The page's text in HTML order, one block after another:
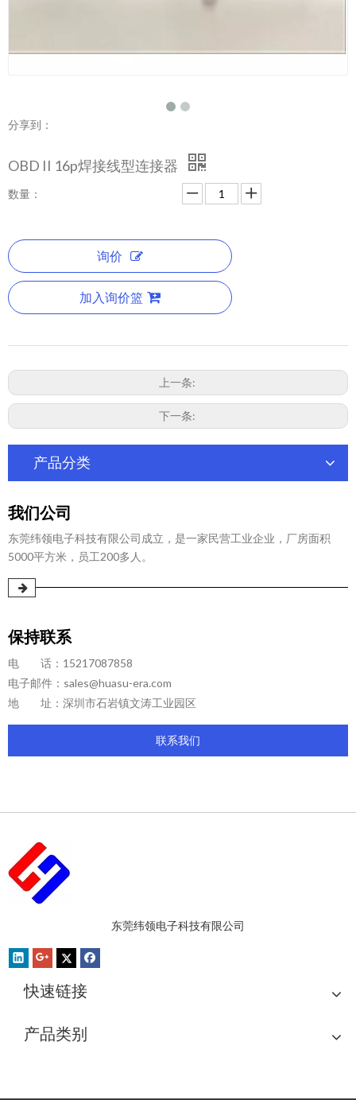
分享到：
OBD II 16p焊接线型连接器
数量：
询价
加入询价篮
上一条:
下一条:
产品分类
我们公司
东莞纬领电子科技有限公司成立，是一家民营工业企业，厂房面积
5000平方米，员工200多人。
保持联系
电 话：15217087858
电子邮件： sales@huasu-era.com
地 址：深圳市石岩镇文涛工业园区
联系我们
东莞纬领电子科技有限公司
快速链接
产品类别